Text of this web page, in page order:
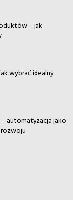
– jak
wybrać idealny
automatyzacja jako